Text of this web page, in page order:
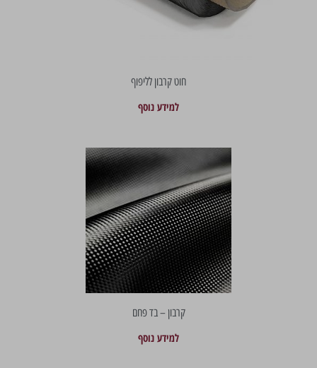
חוט קרבון לליפוף
למידע נוסף
קרבון – בד פחם
למידע נוסף